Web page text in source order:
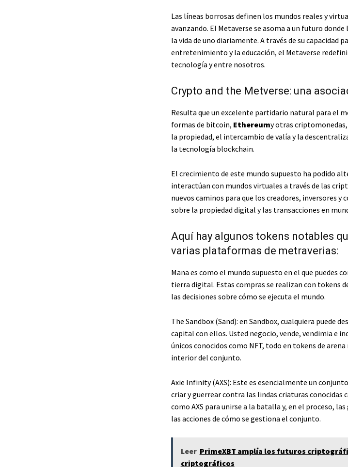
Las líneas borrosas definen los mundos reales y
avanzando. El Metaverse se asoma a un futuro
la vida de uno diariamente. A través de su capacidad
entretenimiento y la educación, el Metaverse
tecnología y entre nosotros.
Crypto and the Metverse: una
Resulta que un excelente partidario natural para el
formas de bitcoin, Ethereumy otras
la propiedad, el intercambio de valía y la
la tecnología blockchain.
El crecimiento de este mundo supuesto ha podido
interactúan con mundos virtuales a través de las
nuevos caminos para que los creadores, inversores
sobre la propiedad digital y las transacciones en
Aquí hay algunos tokens notables
varias plataformas de metraverias:
Mana es como el mundo supuesto en el que puedes
tierra digital. Estas compras se realizan con tokens
las decisiones sobre cómo se ejecuta el mundo.
The Sandbox (Sand): en Sandbox, cualquiera puede
capital con ellos. Usted negocio, vende, vendimia e
únicos conocidos como NFT, todo en tokens de
interior del conjunto.
Axie Infinity (AXS): Este es esencialmente un
criar y guerrear contra las lindas criaturas conocidas
como AXS para unirse a la batalla y, en el proceso,
las acciones de cómo se gestiona el conjunto.
Leer PrimeXBT amplía los futuros
criptográficos